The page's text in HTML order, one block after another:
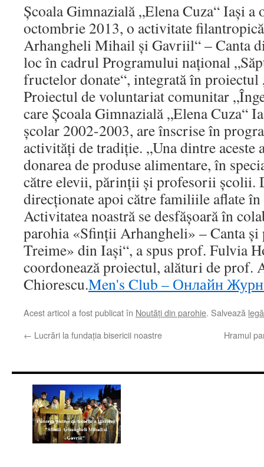
Şcoala Gimnazială „Elena Cuza“ Iaşi
octombrie 2013, o activitate
Arhangheli Mihail şi Gavriil“ – Canta
loc în cadrul Programului naţional
fructelor donate“, integrată în
Proiectul de voluntariat comunitar
care Şcoala Gimnazială „Elena Cuza“
şcolar 2002-2003, are înscrise în
activităţi de tradiţie. „Una dintre aceste
donarea de produse alimentare, în
către elevii, părinţii şi profesorii şcolii.
direcţionate apoi către familiile aflate
Activitatea noastră se desfăşoară în
parohia «Sfinţii Arhangheli» – Canta şi
Treime» din Iaşi“, a spus prof. Fulvia
coordonează proiectul, alături de prof.
Chiorescu.Men's Club – Онлайн
Acest articol a fost publicat în Noutăţi din parohie. Salvează
← Lucrări la fundaţia bisericii noastre Hramul